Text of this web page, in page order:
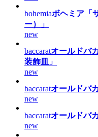
bohemiaボヘミア「
ー）」
new
baccaratオールドバ
装飾皿」
new
baccaratオールドバ
new
baccaratオールドバ
new